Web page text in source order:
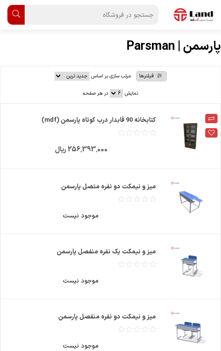
پارسمن | Parsman
فیلترها مرتب سازی بر اساس
نمایش در هر صفحه
کتابخانه 90 قابدار درب کوتاه پارسمن (mdf)
256٬393٬000 ریال
میز و نیمکت دو نفره متصل پارسمن
موجود نیست
میز و نیمکت یک نفره منفصل پارسمن
موجود نیست
میز و نیمکت دو نفره منفصل پارسمن
موجود نیست